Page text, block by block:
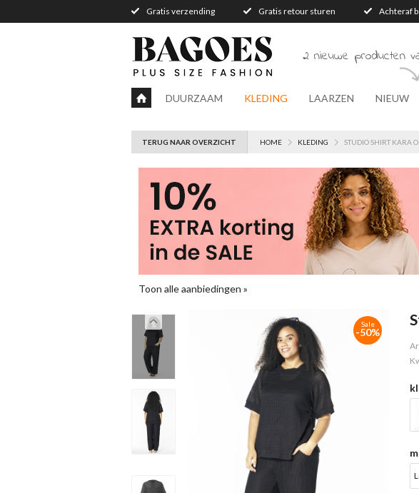
Gratis verzending Gratis retour sturen Achteraf
2 nieuwe producten
DUURZAAM KLEDING LAARZEN NIEUW
TERUG NAAR OVERZICHT HOME KLEDING STUDIO SHIRT KARA
Toon alle aanbiedingen »
Sale
-50%